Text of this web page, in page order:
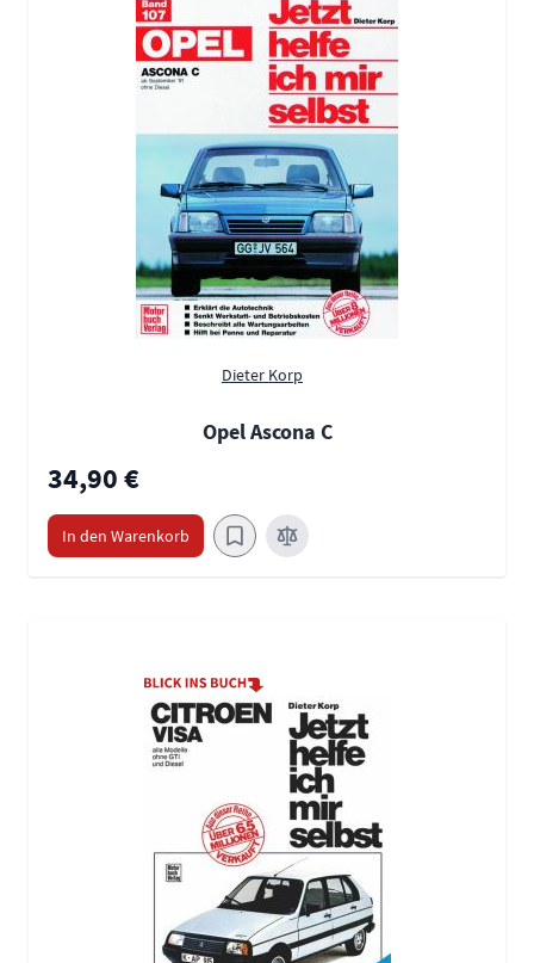
Dieter Korp
Opel Ascona C
34,90 €
In den Warenkorb